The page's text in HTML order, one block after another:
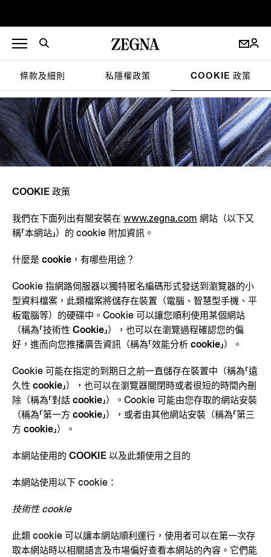
條款及細則 私隱權政策 COOKIE 政策
COOKIE 政策
我們在下面列出有關安裝在 www.zegna.com 網站（以下又
稱「本網站」）的 cookie 附加資訊。
什麼是 cookie，有哪些用途？
Cookie 指網路伺服器以獨特匿名編碼形式發送到瀏覽器的小
型資料檔案，此類檔案將儲存在裝置（電腦、智慧型手機、平
板電腦等）的硬碟中。Cookie 可以讓您順利使用某個網站
（稱為「技術性 Cookie」），也可以在瀏覽過程確認您的偏
好，進而向您推播廣告資訊（稱為「效能分析 cookie」）。
Cookie 可能在指定的到期日之前一直儲存在裝置中（稱為「遠
久性 cookie」），也可以在瀏覽器關閉時或者很短的時間內刪
除（稱為「對話 cookie」）。Cookie 可能由您存取的網站安裝
（稱為「第一方 cookie」），或者由其他網站安裝（稱為「第三
方 cookie」）。
本網站使用的 COOKIE 以及此類使用之目的
本網站使用以下 cookie ：
技術性 cookie
此類 cookie 可以讓本網站順利運行，使用者可以在第一次存
取本網站時以相關語言及市場偏好查看本網站的內容。它們能